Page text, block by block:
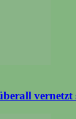
vernetzt